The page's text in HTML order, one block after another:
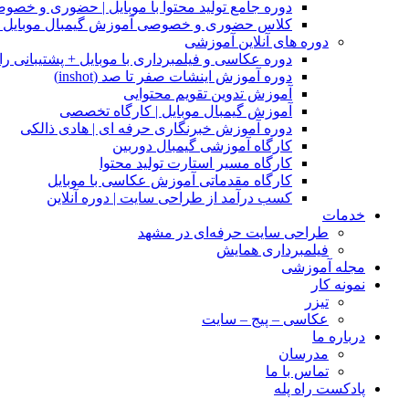
دوره جامع تولید محتوا با موبایل | حضوری و
کلاس حضوری و خصوصی آموزش گیمبال موبایل
دوره های آنلاین آموزشی
دوره عکاسی و فیلمبرداری با موبایل + پشتیبانی
دوره آموزش اینشات صفر تا صد (inshot)
آموزش تدوین تقویم محتوایی
آموزش گیمبال موبایل | کارگاه تخصصی
دوره آموزش خبرنگاری حرفه ای | هادی ذالکی
کارگاه آموزشی گیمبال دوربین
کارگاه مسیر استارت تولید محتوا
کارگاه مقدماتی آموزش عکاسی با موبایل
کسب درآمد از طراحی سایت | دوره آنلاین
خدمات
طراحی سایت حرفه‌ای در مشهد
فیلمبرداری همایش
مجله آموزشی
نمونه کار
تیزر
عکاسی – پیج – سایت
درباره ما
مدرسان
تماس با ما
پادکست راه پله